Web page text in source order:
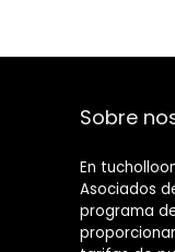
Sobre
En
Asociados
programa